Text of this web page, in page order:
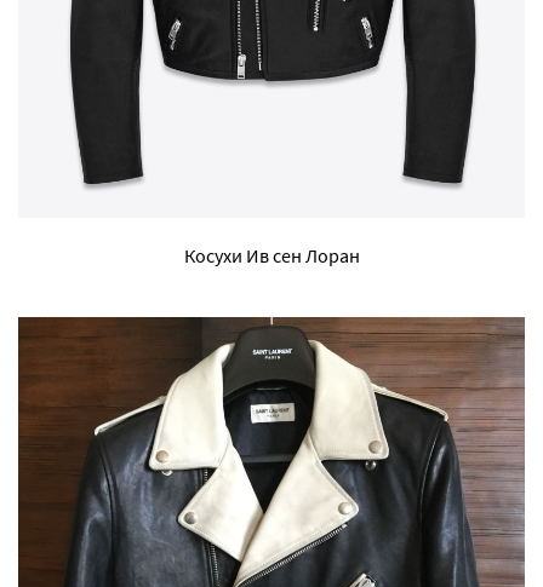
Косухи Ив сен Лоран